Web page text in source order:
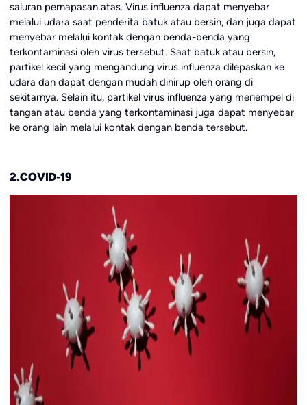
saluran pernapasan atas. Virus influenza dapat menyebar
melalui udara saat penderita batuk atau bersin, dan juga dapat
menyebar melalui kontak dengan benda-benda yang
terkontaminasi oleh virus tersebut. Saat batuk atau bersin,
partikel kecil yang mengandung virus influenza dilepaskan ke
udara dan dapat dengan mudah dihirup oleh orang di
sekitarnya. Selain itu, partikel virus influenza yang menempel di
tangan atau benda yang terkontaminasi juga dapat menyebar
ke orang lain melalui kontak dengan benda tersebut.
2.COVID-19